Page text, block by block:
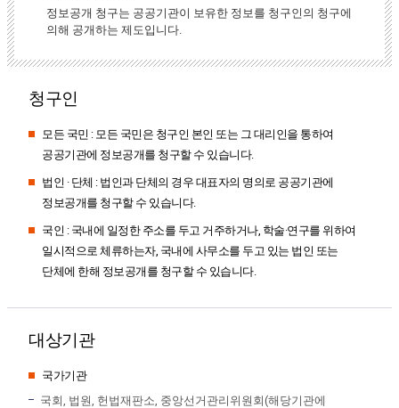
정보공개 청구는 공공기관이 보유한 정보를 청구인의 청구에
의해 공개하는 제도입니다.
청구인
모든 국민 : 모든 국민은 청구인 본인 또는 그 대리인을 통하여
공공기관에 정보공개를 청구할 수 있습니다.
법인 · 단체 : 법인과 단체의 경우 대표자의 명의로 공공기관에
정보공개를 청구할 수 있습니다.
국인 : 국내에 일정한 주소를 두고 거주하거나, 학술·연구를 위하여
일시적으로 체류하는자, 국내에 사무소를 두고 있는 법인 또는
단체에 한해 정보공개를 청구할 수 있습니다.
대상기관
국가기관
국회, 법원, 헌법재판소, 중앙선거관리위원회(해당기관에